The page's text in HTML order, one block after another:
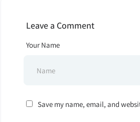
Leave a Comment
Your Name
Save my name, email, and